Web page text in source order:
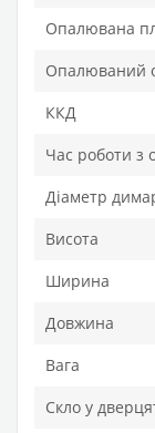
Опалювана
Опалюваний
ККД
Час роботи з
Діаметр
Висота
Ширина
Довжина
Вага
Скло у